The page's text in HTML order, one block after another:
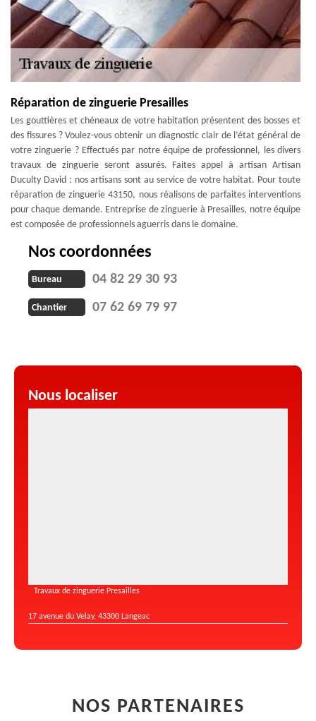
Réparation de zinguerie Presailles
Les gouttières et chéneaux de votre habitation présentent des bosses et
des fissures ? Voulez-vous obtenir un diagnostic clair de l’état général de
votre zinguerie ? Effectués par notre équipe de professionnel, les divers
travaux de zinguerie seront assurés. Faites appel à artisan Artisan
Duculty David : nos artisans sont au service de votre habitat. Pour toute
réparation de zinguerie 43150, nous réalisons de parfaites interventions
pour chaque demande. Entreprise de zinguerie à Presailles, notre équipe
est composée de professionnels aguerris dans le domaine.
Nos coordonnées
Bureau 04 82 29 30 93
Chantier 07 62 69 79 97
Nous localiser
Travaux de zinguerie Presailles
17 avenue du Velay, 43300 Langeac
NOS PARTENAIRES